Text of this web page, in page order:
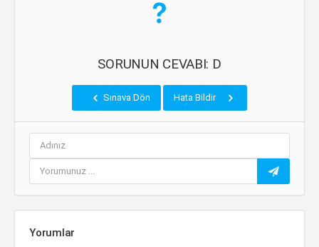
SORUNUN CEVABI: D
Sınava Dön Hata Bildir
Yorumlar